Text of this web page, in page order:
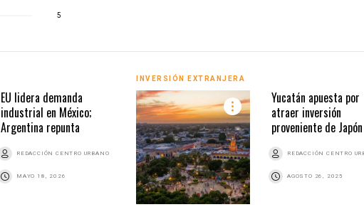
5
EU lidera demanda
industrial en México;
Argentina repunta
REDACCIÓN CENTRO URBANO
MAYO 18, 2026
INVERSIÓN EXTRANJERA
Yucatán apuesta por
atraer inversión
proveniente de Japón
REDACCIÓN CENTRO
AGOSTO 26, 2025